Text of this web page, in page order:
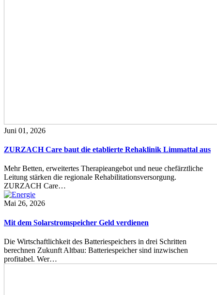
Juni 01, 2026
ZURZACH Care baut die etablierte Rehaklinik Limmattal aus
Mehr Betten, erweitertes Therapieangebot und neue chefärztliche
Leitung stärken die regionale Rehabilitationsversorgung.
ZURZACH Care…
Mai 26, 2026
Mit dem Solarstromspeicher Geld verdienen
Die Wirtschaftlichkeit des Batteriespeichers in drei Schritten
berechnen Zukunft Altbau: Batteriespeicher sind inzwischen
profitabel. Wer…